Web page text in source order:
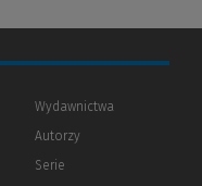
Wydawnictwa
Autorzy
Serie